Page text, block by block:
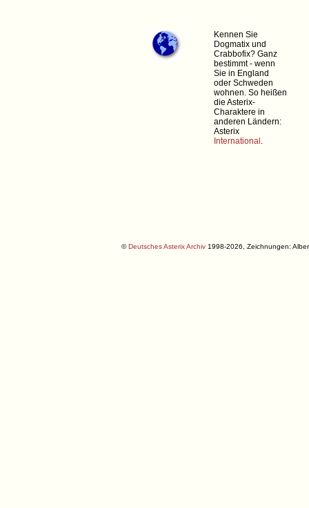
Kennen Sie
Dogmatix und
Crabbofix? Ganz
bestimmt - wenn
Sie in England
oder Schweden
wohnen. So heißen
die Asterix-
Charaktere in
anderen Ländern:
Asterix
International .
©Deutsches Asterix Archiv1998-2026, Zeichnungen: